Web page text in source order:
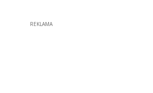
REKLAMA